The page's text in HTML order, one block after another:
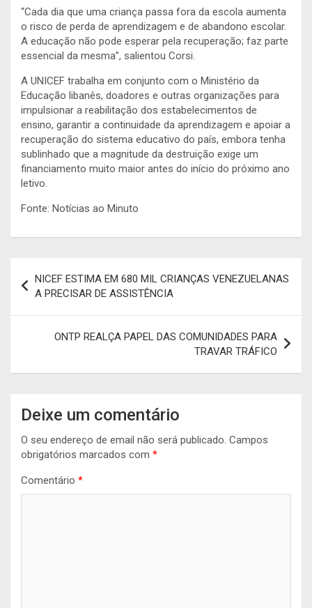
“Cada dia que uma criança passa fora da escola aumenta
o risco de perda de aprendizagem e de abandono escolar.
A educação não pode esperar pela recuperação; faz parte
essencial da mesma”, salientou Corsi.
A UNICEF trabalha em conjunto com o Ministério da
Educação libanês, doadores e outras organizações para
impulsionar a reabilitação dos estabelecimentos de
ensino, garantir a continuidade da aprendizagem e apoiar a
recuperação do sistema educativo do país, embora tenha
sublinhado que a magnitude da destruição exige um
financiamento muito maior antes do início do próximo ano
letivo.
Fonte: Notícias ao Minuto
de
artigos
NICEF ESTIMA EM 680 MIL CRIANÇAS VENEZUELANAS
A PRECISAR DE ASSISTÊNCIA
ONTP REALÇA PAPEL DAS COMUNIDADES PARA
TRAVAR TRÁFICO
Deixe um comentário
O seu endereço de email não será publicado. Campos
obrigatórios marcados com *
Comentário *